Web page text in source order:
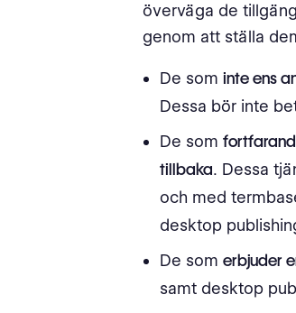
överväga de
genom att ställa
De sominte ens
Dessa bör inte
De som
tillbaka. Dessa
och med
desktop
De somerbjuder
samt desktop